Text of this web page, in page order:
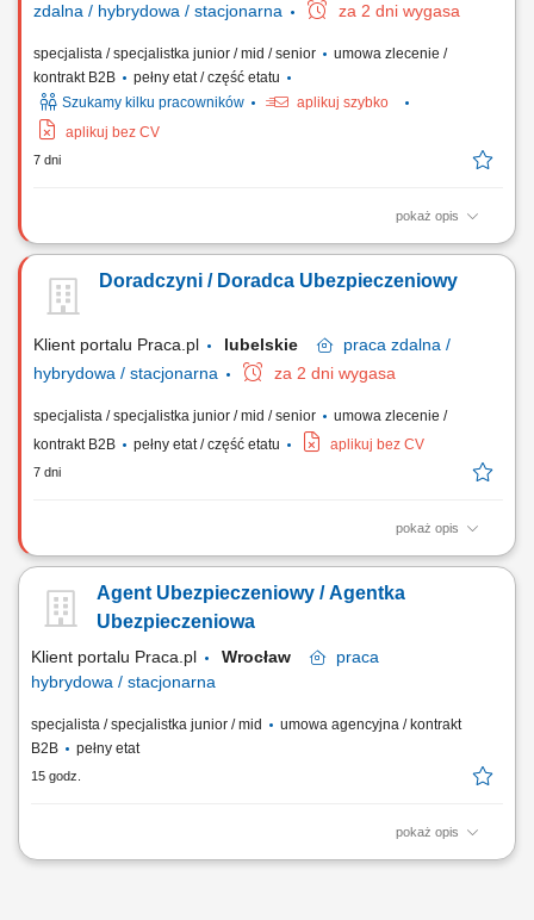
zdalna / hybrydowa / stacjonarna
za 2 dni wygasa
specjalista / specjalistka junior / mid / senior
umowa zlecenie /
kontrakt B2B
pełny etat / część etatu
Szukamy kilku pracowników
aplikuj szybko
aplikuj bez CV
7 dni
pokaż opis
Twój zakres obowiązków: Będziesz aktywnie poszukiwać nowych
życie, majątkowe, grupowe). Będziesz przygotowywać oferty
ubezpieczeniowe i prowadzić spotkania z klientami. Twoim zadaniem
Doradczyni / Doradca Ubezpieczeniowy
Klient portalu Praca.pl lubelskie praca zdalna /
hybrydowa / stacjonarna
za 2 dni wygasa
specjalista / specjalistka junior / mid / senior
umowa zlecenie /
kontrakt B2B
pełny etat / część etatu aplikuj bez CV
7 dni
pokaż opis
Aktywne pozyskiwanie klientów i sprzedaż produktów
Przygotowywanie ofert i prowadzenie spotkań sprzedażowych. Analiza
potrzeb klienta i rekomendowanie dopasowanych rozwiązań.
Agent Ubezpieczeniowy / Agentka
Ubezpieczeniowa
Klient portalu Praca.pl Wrocław
praca
hybrydowa / stacjonarna
specjalista / specjalistka junior / mid
umowa agencyjna / kontrakt
B2B
pełny etat
15 godz.
pokaż opis
Budowanie i pozyskiwanie własnego portfela klientów oraz relacji